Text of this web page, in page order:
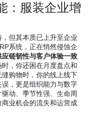
：服装企业增
但其本质已上升至企业
系统，正在悄然侵蚀企
链韧性与客户体验一致
，你还困在月度盘点和
购物时，你的线上线下
，更是组织能力与数字
动、季节性强、生命周
业机会的流失和运营成